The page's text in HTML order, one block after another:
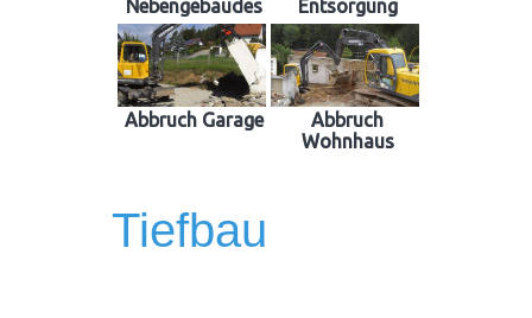
Nebengebäudes
Entsorgung
Abbruch Garage
Abbruch
Wohnhaus
Tiefbau